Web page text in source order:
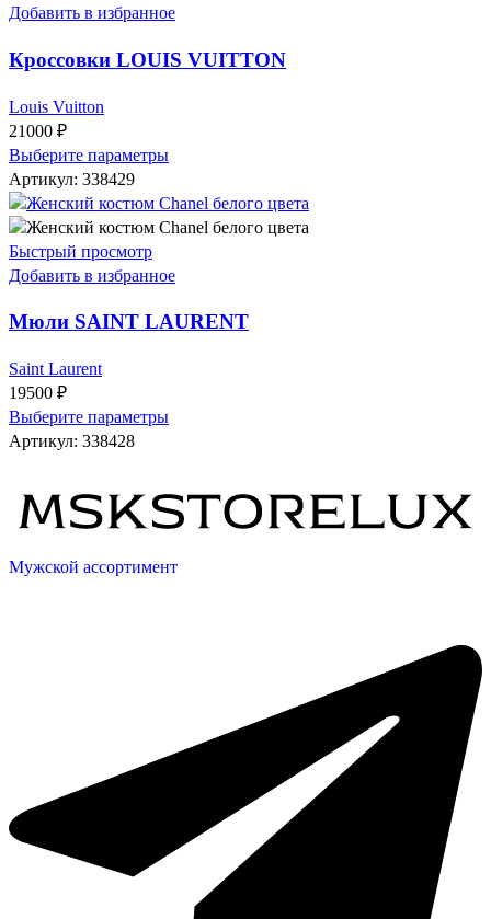
Добавить в избранное
Кроссовки LOUIS VUITTON
Louis Vuitton
21000 ₽
Выберите параметры
Артикул: 338429
Быстрый просмотр
Добавить в избранное
Мюли SAINT LAURENT
Saint Laurent
19500 ₽
Выберите параметры
Артикул: 338428
Мужской ассортимент